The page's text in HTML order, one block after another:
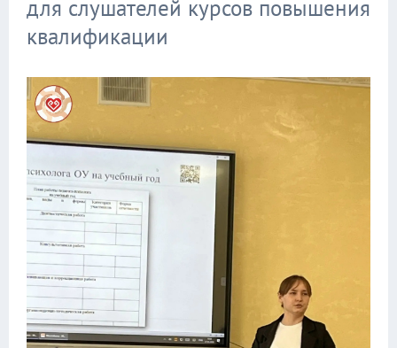
для слушателей курсов повышения
квалификации